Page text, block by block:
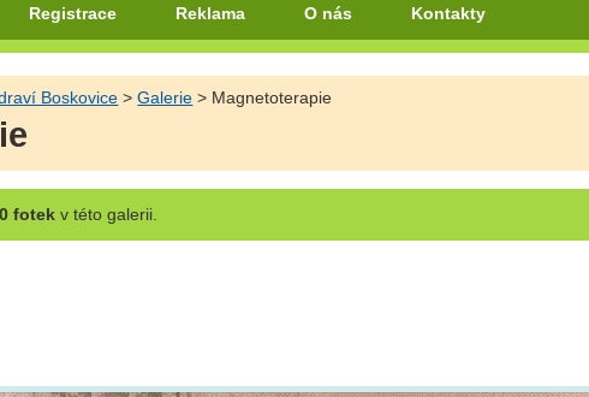
Registrace Reklama O nás Kontakty
Boskovice >Galerie > Magnetoterapie
fotekv této galerii.